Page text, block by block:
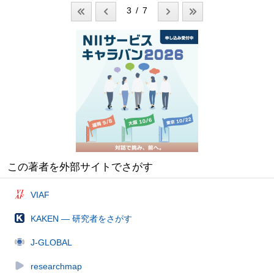
3 / 7
この著者を外部サイトでさがす
VIAF
KAKEN — 研究者をさがす
J-GLOBAL
researchmap